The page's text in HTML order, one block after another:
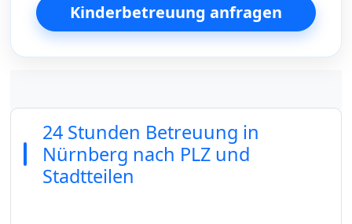
Kinderbetreuung anfragen
24 Stunden Betreuung in
Nürnberg nach PLZ und
Stadtteilen